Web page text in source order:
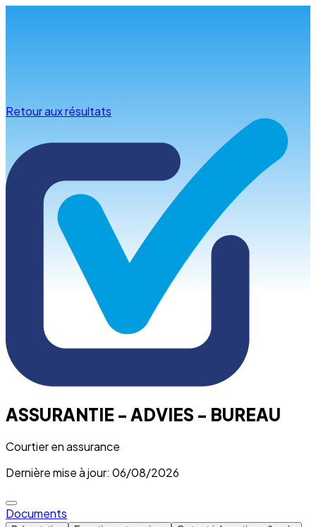
Retour aux résultats
ASSURANTIE - ADVIES - BUREAU
Courtier en assurance
Dernière mise à jour: 06/08/2026
Documents